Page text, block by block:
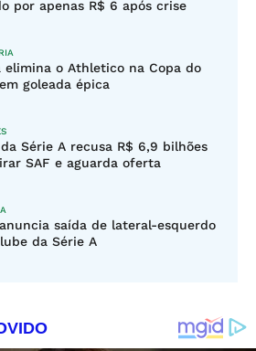
por apenas R$ 6 após crise
elimina o Athletico na Copa do
goleada épica
Série A recusa R$ 6,9 bilhões
SAF e aguarda oferta
saída de lateral-esquerdo
da Série A